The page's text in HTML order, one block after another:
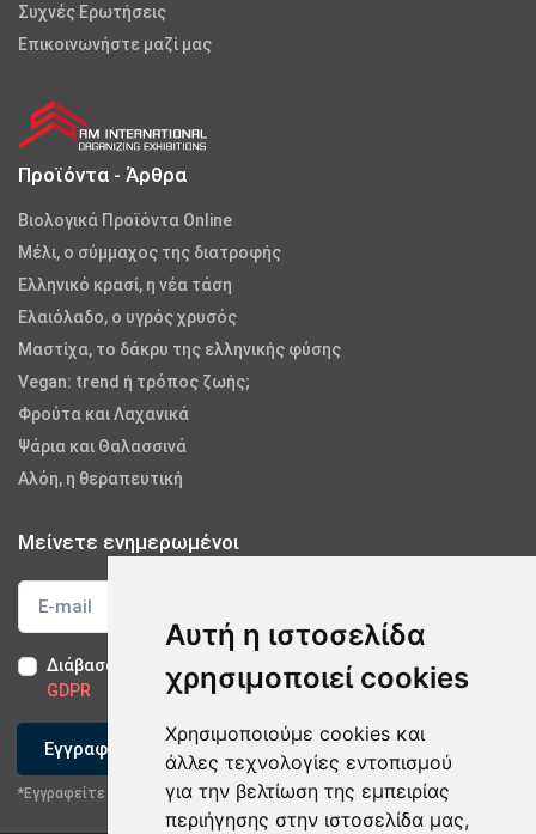
Αυτή η ιστοσελίδα
χρησιμοποιεί cookies
Χρησιμοποιούμε cookies και
άλλες τεχνολογίες εντοπισμού
για την βελτίωση της εμπειρίας
περιήγησης στην ιστοσελίδα μας,
Συχνές Ερωτήσεις
Επικοινωνήστε μαζί μας
Προϊόντα - Άρθρα
Βιολογικά Προϊόντα Online
Μέλι, ο σύμμαχος της διατροφής
Ελληνικό κρασί, η νέα τάση
Ελαιόλαδο, ο υγρός χρυσός
Μαστίχα, το δάκρυ της ελληνικής φύσης
Vegan: trend ή τρόπος ζωής;
Φρούτα και Λαχανικά
Ψάρια και Θαλασσινά
Αλόη, η θεραπευτική
Μείνετε ενημερωμένοι
Διάβασα και αποδέχομαι τους Όρους Χρήσης -
Δήλωση
GDPR
Εγγραφείτε
*Εγγραφείτε στο newsletter μας